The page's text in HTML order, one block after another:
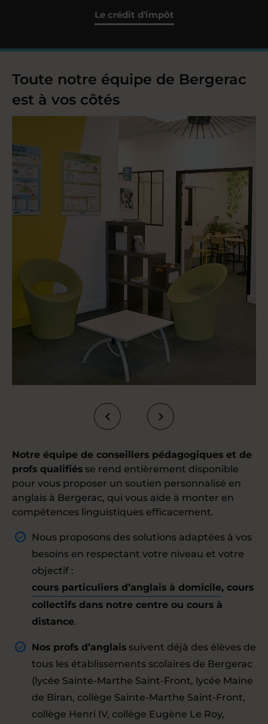
Le crédit d'impôt
Toute notre équipe de Bergerac
est à vos côtés
Notre équipe de conseillers pédagogiques et de
profs qualifiés se rend entièrement disponible
pour vous proposer un soutien personnalisé en
anglais à Bergerac, qui vous aide à monter en
compétences linguistiques efficacement.
Nous proposons des solutions adaptées à vos
besoins en respectant votre niveau et votre
objectif :
cours particuliers d’anglais à domicile, cours
collectifs dans notre centre ou cours à
distance.
Nos profs d’anglais suivent déjà des élèves de
tous les établissements scolaires de Bergerac
(lycée Sainte-Marthe Saint-Front, lycée Maine
de Biran, collège Sainte-Marthe Saint-Front,
collège Henri IV, collège Eugène Le Roy,